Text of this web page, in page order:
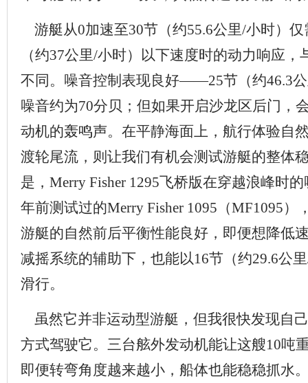
游艇从0加速至30节（约55.6公里/小时）仅
（约37公里/小时）以下速度时的动力响应
不同。噪音控制表现良好——25节（约46.3
噪音约为70分贝；但如果开启沙龙区后门，
动机的轰鸣声。在平静海面上，航行体验自
渡轮尾流，则让我们有机会测试游艇的整体
是，Merry Fisher 1295飞桥版在穿越浪峰时
年前测试过的Merry Fisher 1095（MF1095）
游艇的自然前后平衡性能良好，即便想降低
减摇系统的辅助下，也能以16节（约29.6公
滑行。
虽然它并非运动型游艇，但我很快发现自
方式驾驶它。三台舷外发动机能让这艘10吨
即便转弯角度越来越小，船体也能稳稳抓水